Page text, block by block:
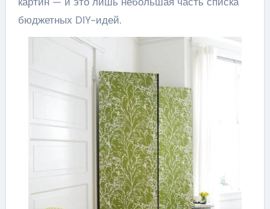
бюджетных DIY-идей.